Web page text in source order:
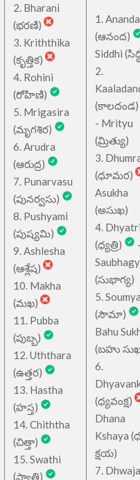
2. Bharani
(భరణి)
3. Kriththika
(కృత్తిక)
4. Rohini
(రోహిణి)
5. Mrigasira
(మృగశిర)
6. Arudra
(ఆరుద్ర)
7. Punarvasu
(పునర్వసు)
8. Pushyami
(పుష్యమి)
9. Ashlesha
(ఆశ్లేష)
10. Makha
(మఖ)
11. Pubba
(పుబ్బ)
12. Uththara
(ఉత్తర)
13. Hastha
(హస్త)
14. Chiththa
(చిత్తా)
15. Swathi
(స్వాతి)
1. Ananda
(ఆనంద)
Siddhi
2.
(కాలదండ)
- Mrityu
(మ్రిత్యు)
3.
(ధూమర)
Asukha
(అసుఖ)
4.
(ధ్యత్రి)
(సుభాగ్య)
5.
(సౌమా)
Bahu
(బహు
6.
(ధ్యవంక్ష)
Dhana
Kshaya
క్షయ)
7. Dhwaja